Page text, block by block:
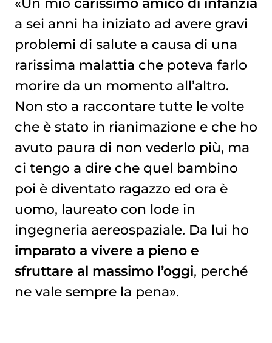
a sei anni ha iniziato ad avere gravi
problemi di salute a causa di una
rarissima malattia che poteva farlo
morire da un momento all’altro.
Non sto a raccontare tutte le volte
che è stato in rianimazione e che ho
avuto paura di non vederlo più, ma
ci tengo a dire che quel bambino
poi è diventato ragazzo ed ora è
uomo, laureato con lode in
ingegneria aereospaziale. Da lui ho
imparato a vivere a pieno e
sfruttare al massimo l’oggi, perché
ne vale sempre la pena».